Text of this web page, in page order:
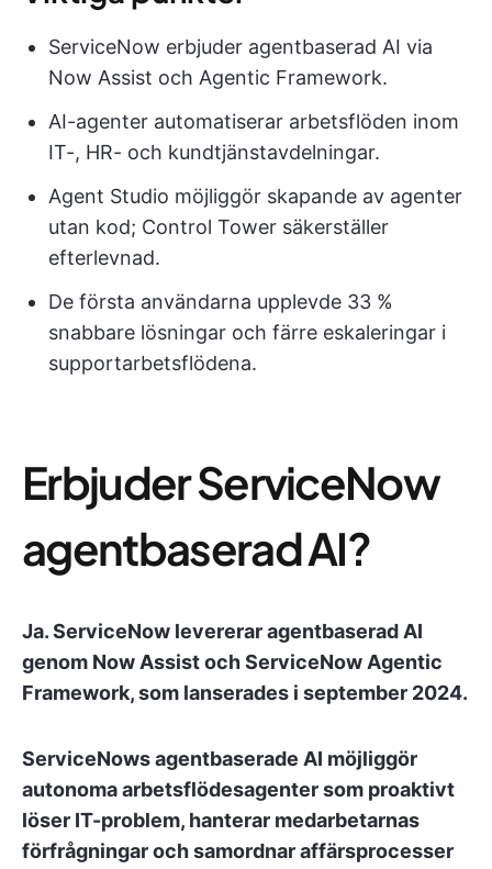
ServiceNow erbjuder agentbaserad AI via
Now Assist och Agentic Framework.
AI-agenter automatiserar arbetsflöden inom
IT-, HR- och kundtjänstavdelningar.
Agent Studio möjliggör skapande av agenter
utan kod; Control Tower säkerställer
efterlevnad.
De första användarna upplevde 33 %
snabbare lösningar och färre eskaleringar i
supportarbetsflödena.
Erbjuder ServiceNow
agentbaserad AI?
Ja. ServiceNow levererar agentbaserad AI
genom Now Assist och ServiceNow Agentic
Framework, som lanserades i september 2024.
ServiceNows agentbaserade AI möjliggör
autonoma arbetsflödesagenter som proaktivt
löser IT-problem, hanterar medarbetarnas
förfrågningar och samordnar affärsprocesser